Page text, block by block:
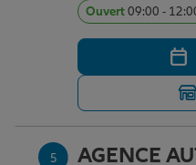
Ouvert09:00 -
5 AGENCE